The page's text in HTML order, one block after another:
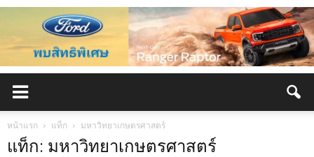
หน้าแรก แท็ก มหาวิทยาเกษตรศาสตร์
แท็ก: มหาวิทยาเกษตรศาสตร์